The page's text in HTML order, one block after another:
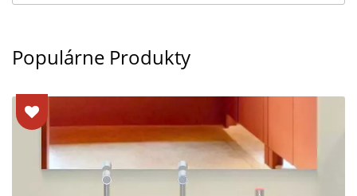
Populárne Produkty